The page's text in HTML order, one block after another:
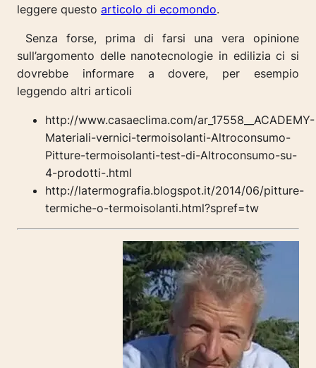
leggere questo articolo di ecomondo.
Senza forse, prima di farsi una vera opinione
sull’argomento delle nanotecnologie in edilizia ci si
dovrebbe informare a dovere, per esempio
leggendo altri articoli
http://www.casaeclima.com/ar_17558__ACADEMY-
Materiali-vernici-termoisolanti-Altroconsumo-
Pitture-termoisolanti-test-di-Altroconsumo-su-
4-prodotti-.html
http://latermografia.blogspot.it/2014/06/pitture-
termiche-o-termoisolanti.html?spref=tw